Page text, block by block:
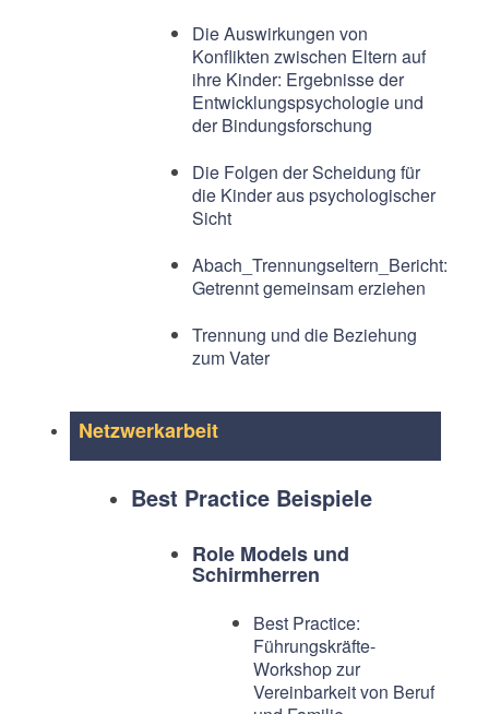
Die Auswirkungen von
Konflikten zwischen Eltern auf
ihre Kinder: Ergebnisse der
Entwicklungspsychologie und
der Bindungsforschung
Die Folgen der Scheidung für
die Kinder aus psychologischer
Sicht
Abach_Trennungseltern_Bericht:
Getrennt gemeinsam erziehen
Trennung und die Beziehung
zum Vater
Netzwerkarbeit
Best Practice Beispiele
Role Models und
Schirmherren
Best Practice:
Führungskräfte-
Workshop zur
Vereinbarkeit von Beruf